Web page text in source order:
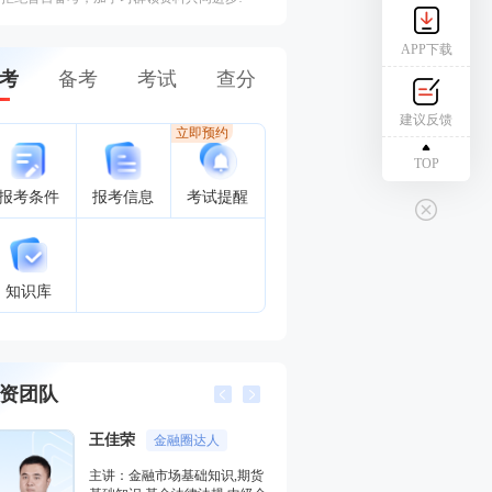
备考 考试 查分
考条件 报考信息 考试提醒
立即预约
知识库
团队
王佳荣 金融圈达人
主讲：金融市场基础知识,期货
APP下载
建议反馈
TOP